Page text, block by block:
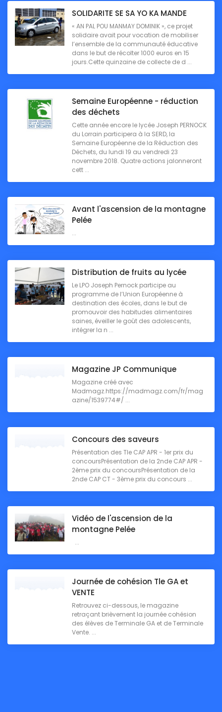
SOLIDARITE SE SA YO KA MANDE
« AN PAL POU MANMAY DOMINIK », ce projet
solidaire avait pour vocation de mobiliser
l’ensemble de la communauté éducative
dans le but de récolter 1000 euros en 15
jours.Cette quinzaine de collecte de d ...
Semaine Européenne - réduction
des déchets
Cette année encore le lycée Joseph PERNOCK
du Lorrain participera à la SERD, la
Semaine Européenne de la Réduction des
Déchets, du lundi 19 au vendredi 23
novembre 2018. Quatre actions jalonneront
cett ...
Avant l'ascension de la montagne
Pelée
...
Distribution de fruits au lycée
Le LPO Joseph Pernock participe au
programme de l’Union Européenne à
destination des écoles, dans le but de
promouvoir des habitudes alimentaires
saines, éveiller le goût des adolescents,
intégrer la n ...
Magazine JP Communique
Magazine créé avec
Madmagz.https://madmagz.com/fr/mag
azine/1539774#/ ...
Concours des saveurs
Présentation des Tle CAP APR - 1er prix du
concoursPrésentation de la 2nde CAP APR -
2ème prix du concoursPrésentation de la
2nde CAP CT - 3ème prix du concours ...
Vidéo de l'ascension de la
montagne Pelée
...
Journée de cohésion Tle GA et
VENTE
Retrouvez ci-dessous, le magazine
retraçant brièvement la journée cohésion
des élèves de Terminale GA et de Terminale
Vente. ...